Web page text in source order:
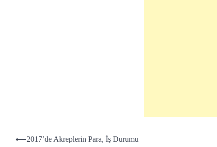
Yazı
⟵2017’de Akreplerin Para, İş Durumu